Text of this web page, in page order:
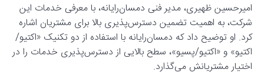
امیرحسین ظهیری، مدیر فنی دمسان‌رایانه، با معرفی خدمات این
شرکت، به اهمیت تضمین دسترس‌پذیری بالا برای مشتریان اشاره
کرد. او توضیح داد که دمسان‌رایانه با استفاده از دو تکنیک «اکتیو/
اکتیو» و «اکتیو/پسیو»، سطح بالایی از دسترس‌پذیری خدمات را در
اختیار مشتریانش می‌گذارد.